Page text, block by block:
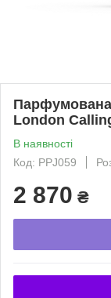
Парфумована
London
В наявності
Код: PPJ059
2 870 ₴